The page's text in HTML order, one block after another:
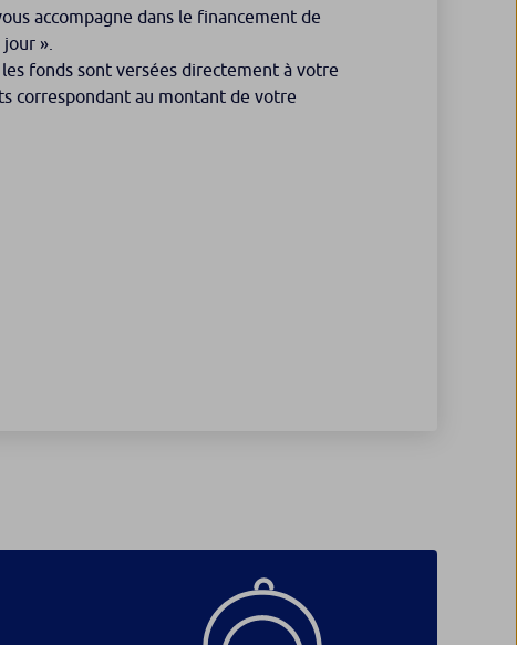
accompagne dans le financement de
».
les fonds sont versées directement à votre
correspondant au montant de votre